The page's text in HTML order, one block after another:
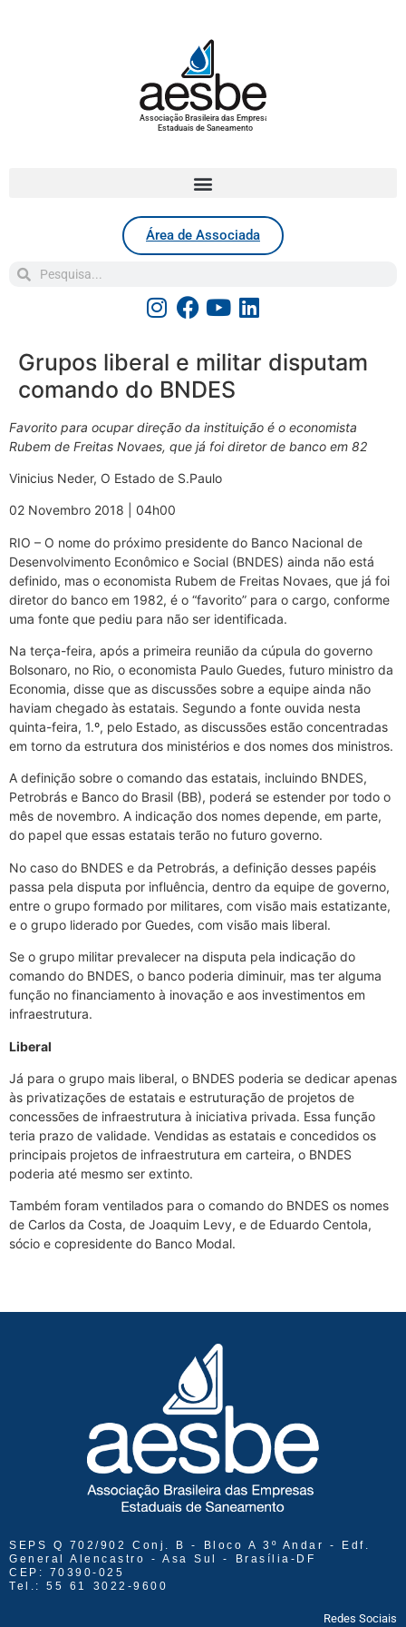
Associação Brasileira das Empresas
Estaduais de Saneamento
Área de Associada
Grupos liberal e militar disputam
comando do BNDES
Favorito para ocupar direção da instituição é o economista
Rubem de Freitas Novaes, que já foi diretor de banco em 82
Vinicius Neder, O Estado de S.Paulo
02 Novembro 2018 | 04h00
RIO – O nome do próximo presidente do Banco Nacional de
Desenvolvimento Econômico e Social (BNDES) ainda não está
definido, mas o economista Rubem de Freitas Novaes, que já foi
diretor do banco em 1982, é o “favorito” para o cargo, conforme
uma fonte que pediu para não ser identificada.
Na terça-feira, após a primeira reunião da cúpula do governo
Bolsonaro, no Rio, o economista Paulo Guedes, futuro ministro da
Economia, disse que as discussões sobre a equipe ainda não
haviam chegado às estatais. Segundo a fonte ouvida nesta
quinta-feira, 1.º, pelo Estado, as discussões estão concentradas
em torno da estrutura dos ministérios e dos nomes dos ministros.
A definição sobre o comando das estatais, incluindo BNDES,
Petrobrás e Banco do Brasil (BB), poderá se estender por todo o
mês de novembro. A indicação dos nomes depende, em parte,
do papel que essas estatais terão no futuro governo.
No caso do BNDES e da Petrobrás, a definição desses papéis
passa pela disputa por influência, dentro da equipe de governo,
entre o grupo formado por militares, com visão mais estatizante,
e o grupo liderado por Guedes, com visão mais liberal.
Se o grupo militar prevalecer na disputa pela indicação do
comando do BNDES, o banco poderia diminuir, mas ter alguma
função no financiamento à inovação e aos investimentos em
infraestrutura.
Liberal
Já para o grupo mais liberal, o BNDES poderia se dedicar apenas
às privatizações de estatais e estruturação de projetos de
concessões de infraestrutura à iniciativa privada. Essa função
teria prazo de validade. Vendidas as estatais e concedidos os
principais projetos de infraestrutura em carteira, o BNDES
poderia até mesmo ser extinto.
Também foram ventilados para o comando do BNDES os nomes
de Carlos da Costa, de Joaquim Levy, e de Eduardo Centola,
sócio e copresidente do Banco Modal.
SEPS Q 702/902 Conj. B - Bloco A 3º Andar - Edf.
General Alencastro - Asa Sul - Brasília-DF
CEP: 70390-025
Tel.: 55 61 3022-9600
Redes Sociais